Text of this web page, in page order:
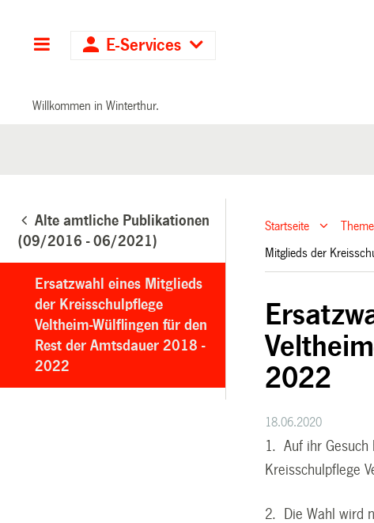
Hauptnavigation
E-Services
Willkommen in Winterthur.
Alte amtliche Publikationen
(09/2016 - 06/2021)
Ersatzwahl eines Mitglieds
der Kreisschulpflege
Veltheim-Wülflingen für den
Rest der Amtsdauer 2018 -
2022
Startseite
Mitglieds der
2022
18.06.2020
1. Auf ihr Gesuch
Kreisschulpflege
2. Die Wahl wird